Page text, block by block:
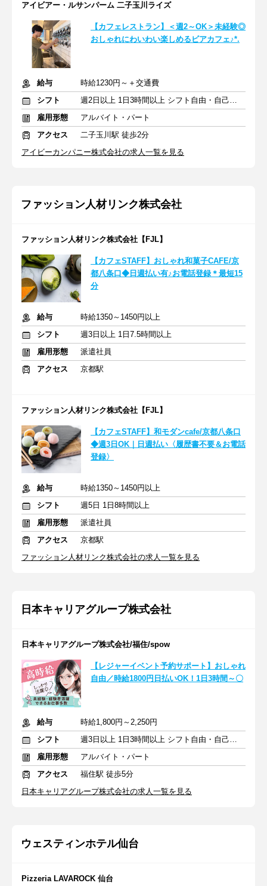
アイビアー・ルサンパーム 二子玉川ライズ
【カフェレストラン】＜週2～OK＞未経験◎
おしゃれにわいわい楽しめるビアカフェ♪*.
給与
時給1230円～＋交通費
シフト
週2日以上 1日3時間以上 シフト自由・自己申告
雇用形態
アルバイト・パート
アクセス
二子玉川駅 徒歩2分
アイビーカンパニー株式会社の求人一覧を見る
ファッション人材リンク株式会社
ファッション人材リンク株式会社【FJL】
【カフェSTAFF】おしゃれ和菓子CAFE/京
都八条口◆日週払い有♪お電話登録＊最短15
分
給与
時給1350～1450円以上
シフト
週3日以上 1日7.5時間以上
雇用形態
派遣社員
アクセス
京都駅
ファッション人材リンク株式会社【FJL】
【カフェSTAFF】和モダンcafe/京都八条口
◆週3日OK｜日週払い〈履歴書不要＆お電話
登録〉
給与
時給1350～1450円以上
シフト
週5日 1日8時間以上
雇用形態
派遣社員
アクセス
京都駅
ファッション人材リンク株式会社の求人一覧を見る
日本キャリアグループ株式会社
日本キャリアグループ株式会社/福住/spow
【レジャーイベント予約サポート】おしゃれ
自由／時給1800円日払いOK！1日3時間～〇
給与
時給1,800円～2,250円
シフト
週3日以上 1日3時間以上 シフト自由・自己申告
雇用形態
アルバイト・パート
アクセス
福住駅 徒歩5分
日本キャリアグループ株式会社の求人一覧を見る
ウェスティンホテル仙台
Pizzeria LAVAROCK 仙台